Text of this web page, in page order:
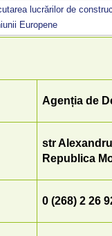
Agenția de
str
Republica
0 (268) 2 26